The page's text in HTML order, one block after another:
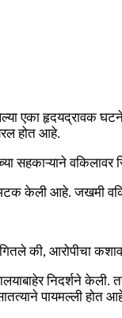
एका हृदयद्रावक
होत आहे.
सहकाऱ्याने
केली आहे. जखमी
की,
निदर्शने
पायमल्ली होत